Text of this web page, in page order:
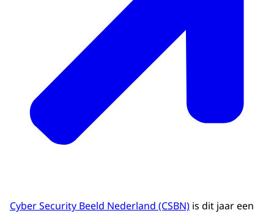
Cyber Security Beeld Nederland (CSBN) is dit jaar een